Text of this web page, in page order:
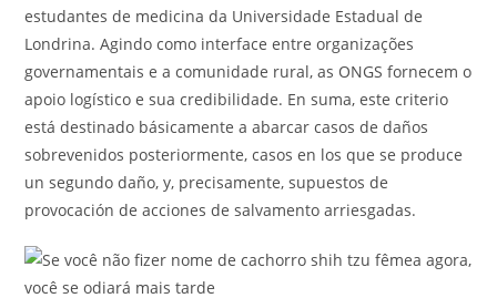
estudantes de medicina da Universidade Estadual de
Londrina. Agindo como interface entre organizações
governamentais e a comunidade rural, as ONGS fornecem o
apoio logístico e sua credibilidade. En suma, este criterio
está destinado básicamente a abarcar casos de daños
sobrevenidos posteriormente, casos en los que se produce
un segundo daño, y, precisamente, supuestos de
provocación de acciones de salvamento arriesgadas.